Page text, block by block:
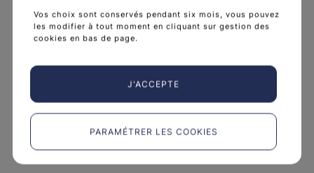
groupsBenoit GALLIX
80 avenue Augustin Fliche,
linkhttp://www.chu-montpellier.fr
Vos choix sont conservés pendant six mois, vous pouvez
les modifier à tout moment en cliquant sur gestion des
cookies en bas de page.
J'ACCEPTE
PARAMÉTRER LES COOKIES